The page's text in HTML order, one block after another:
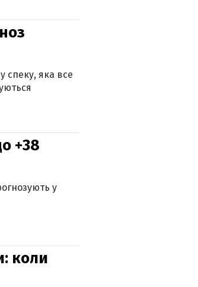
спеку, яка все
+38
у
коли